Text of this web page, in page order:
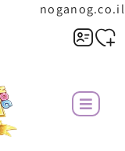
noganog.co.il